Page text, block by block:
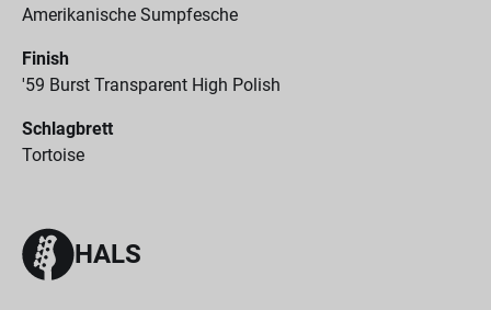
Amerikanische Sumpfesche
Finish
'59 Burst Transparent High Polish
Schlagbrett
Tortoise
HALS